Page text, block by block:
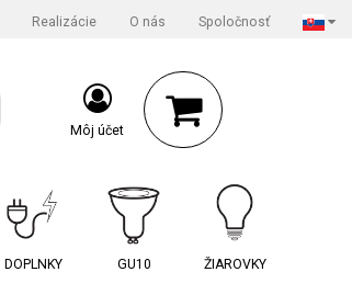
Realizácie O nás Spoločnosť
Môj účet
DOPLNKY GU10 ŽIAROVKY